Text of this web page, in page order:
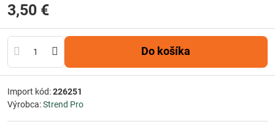
3,50 €
Do košíka
Import kód:226251
Výrobca:Strend Pro